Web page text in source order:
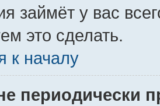
займёт у вас
это сделать.
к началу
периодически